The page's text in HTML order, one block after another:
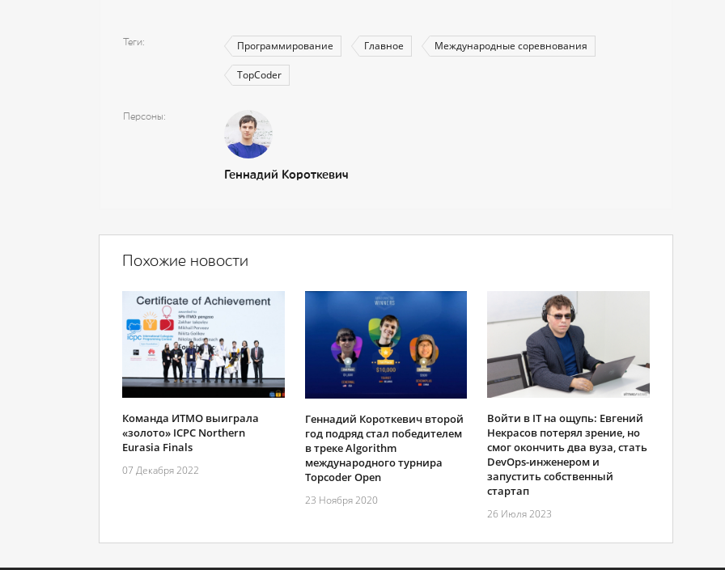
Теги Программирование Главное Международные соревнования
TopCoder
Персоны
Геннадий Короткевич
Похожие новости
Команда ИТМО выиграла
«золото» ICPC Northern
Eurasia Finals
07 Декабря 2022
Геннадий Короткевич второй
год подряд стал победителем
в треке Algorithm
международного турнира
Topcoder Open
23 Ноября 2020
Войти в IT на ощупь: Евгений
Некрасов потерял зрение, но
смог окончить два вуза, стать
DevOps-инженером и
запустить собственный
стартап
26 Июля 2023